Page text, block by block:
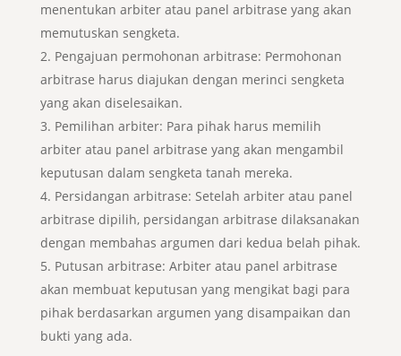
menentukan arbiter atau panel arbitrase yang akan
memutuskan sengketa.
Pengajuan permohonan arbitrase: Permohonan
arbitrase harus diajukan dengan merinci sengketa
yang akan diselesaikan.
Pemilihan arbiter: Para pihak harus memilih
arbiter atau panel arbitrase yang akan mengambil
keputusan dalam sengketa tanah mereka.
Persidangan arbitrase: Setelah arbiter atau panel
arbitrase dipilih, persidangan arbitrase dilaksanakan
dengan membahas argumen dari kedua belah pihak.
Putusan arbitrase: Arbiter atau panel arbitrase
akan membuat keputusan yang mengikat bagi para
pihak berdasarkan argumen yang disampaikan dan
bukti yang ada.